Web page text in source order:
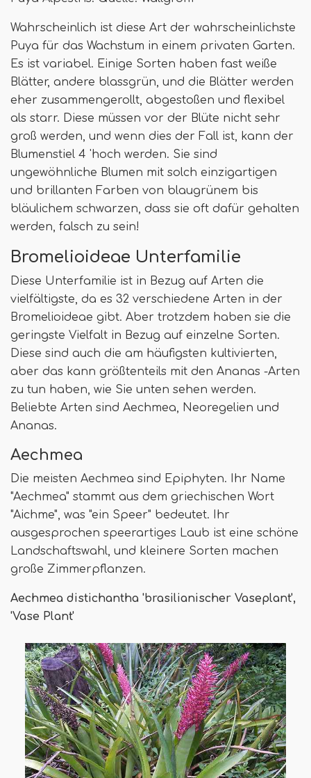
Wahrscheinlich ist diese Art der wahrscheinlichste
Puya für das Wachstum in einem privaten Garten.
Es ist variabel. Einige Sorten haben fast weiße
Blätter, andere blassgrün, und die Blätter werden
eher zusammengerollt, abgestoßen und flexibel
als starr. Diese müssen vor der Blüte nicht sehr
groß werden, und wenn dies der Fall ist, kann der
Blumenstiel 4 'hoch werden. Sie sind
ungewöhnliche Blumen mit solch einzigartigen
und brillanten Farben von blaugrünem bis
bläulichem schwarzen, dass sie oft dafür gehalten
werden, falsch zu sein!
Bromelioideae Unterfamilie
Diese Unterfamilie ist in Bezug auf Arten die
vielfältigste, da es 32 verschiedene Arten in der
Bromelioideae gibt. Aber trotzdem haben sie die
geringste Vielfalt in Bezug auf einzelne Sorten.
Diese sind auch die am häufigsten kultivierten,
aber das kann größtenteils mit den Ananas -Arten
zu tun haben, wie Sie unten sehen werden.
Beliebte Arten sind Aechmea, Neoregelien und
Ananas.
Aechmea
Die meisten Aechmea sind Epiphyten. Ihr Name
"Aechmea" stammt aus dem griechischen Wort
"Aichme", was "ein Speer" bedeutet. Ihr
ausgesprochen speerartiges Laub ist eine schöne
Landschaftswahl, und kleinere Sorten machen
große Zimmerpflanzen.
Aechmea distichantha 'brasilianischer Vaseplant',
'Vase Plant'